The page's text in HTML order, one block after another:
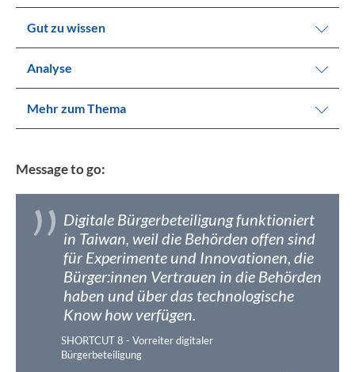
Gut zu wissen
Analyse
Mehr zum Thema
Message to go:
Digitale Bürgerbeteiligung funktioniert
in Taiwan, weil die Behörden offen sind
für Experimente und Innovationen, die
Bürger:innen Vertrauen in die Behörden
haben und über das technologische
Know how verfügen.
SHORTCUT 8 - Vorreiter digitaler
Bürgerbeteiligung